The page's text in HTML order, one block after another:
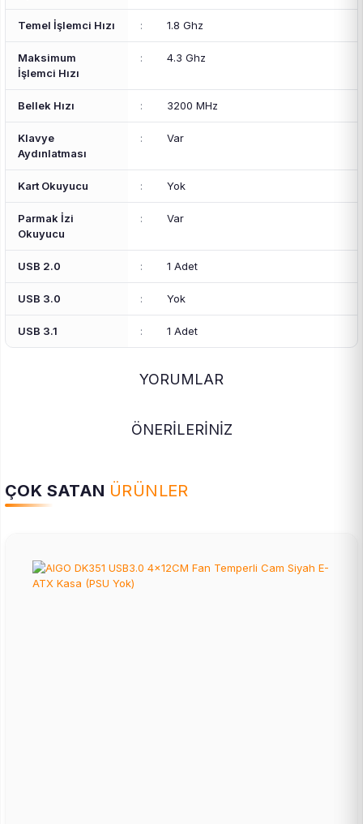
Temel İşlemci Hızı : 1.8 Ghz
Maksimum
İşlemci Hızı
: 4.3 Ghz
Bellek Hızı : 3200 MHz
Klavye
Aydınlatması
: Var
Kart Okuyucu : Yok
Parmak İzi
Okuyucu
: Var
USB 2.0 : 1 Adet
USB 3.0 : Yok
USB 3.1 : 1 Adet
YORUMLAR
ÖNERİLERİNİZ
ÇOK SATAN ÜRÜNLER